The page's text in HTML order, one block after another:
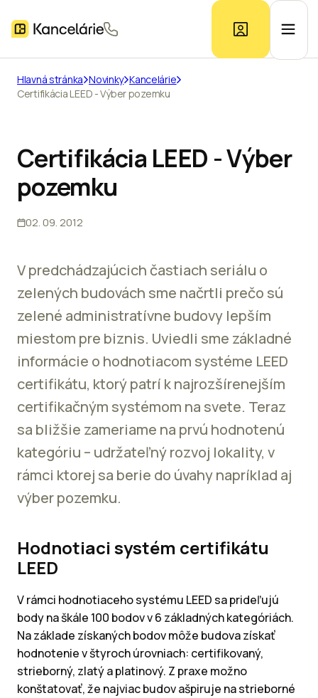
Prieskum trhu
Hlavná stránka Novinky Kancelárie
Certifikácia LEED - Výber pozemku
Certifikácia LEED - Výber
pozemku
02. 09. 2012
V predchádzajúcich častiach seriálu o
zelených budovách sme načrtli prečo sú
zelené administratívne budovy lepším
miestom pre biznis. Uviedli sme základné
informácie o hodnotiacom systéme LEED
certifikátu, ktorý patrí k najrozšírenejším
certifikačným systémom na svete. Teraz
sa bližšie zameriame na prvú hodnotenú
kategóriu – udržateľný rozvoj lokality, v
rámci ktorej sa berie do úvahy napríklad aj
výber pozemku.
Hodnotiaci systém certifikátu
LEED
V rámci hodnotiaceho systému LEED sa prideľujú
body na škále 100 bodov v 6 základných kategóriách.
Na základe získaných bodov môže budova získať
hodnotenie v štyroch úrovniach: certifikovaný,
strieborný, zlatý a platinový. Z praxe možno
konštatovať, že najviac budov ašpiruje na strieborné